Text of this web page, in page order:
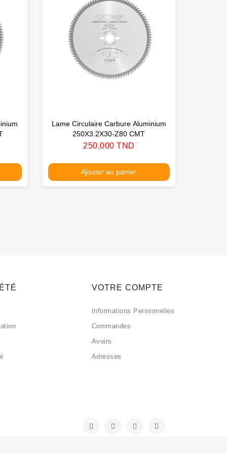
Lame Circulaire Carbure Aluminium
250X3.2X30-Z80 CMT
Prix
250,000 TND
Ajouter au panier
VOTRE COMPTE
Informations Personnelles
Commandes
Avoirs
Adresses